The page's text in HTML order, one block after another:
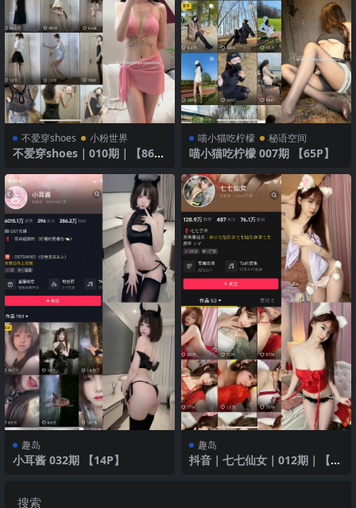
不爱穿shoes 小粉世界
不爱穿shoes｜010期｜【86P
喵小猫吃柠檬 秘语空间
喵小猫吃柠檬 007期 【65P】
趣岛
小耳酱 032期 【14P】
趣岛
抖音｜七七仙女｜012期｜【21
搜索